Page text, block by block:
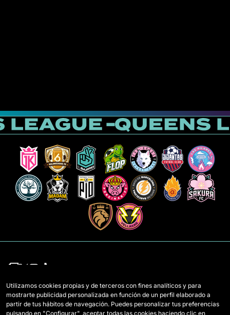
Mannschaften Regeln
Utilizamos cookies propias y de terceros con fines analíticos y para
mostrarte publicidad personalizada en función de un perfil elaborado a
partir de tus hábitos de navegación. Puedes personalizar tus preferencias
pulsando en "Configurar", aceptar todas las cookies haciendo clic en